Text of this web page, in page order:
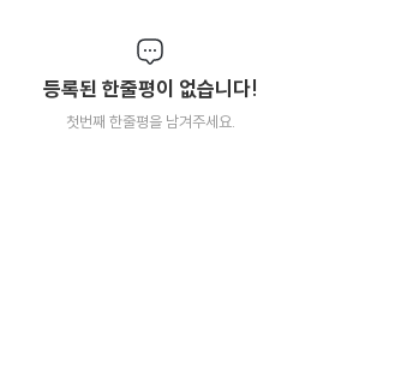
등록된 한줄평이 없습니다!
첫번째 한줄평을 남겨주세요.